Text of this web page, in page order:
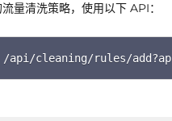
量清洗策略，使用以下 API：
/api/cleaning/rules/